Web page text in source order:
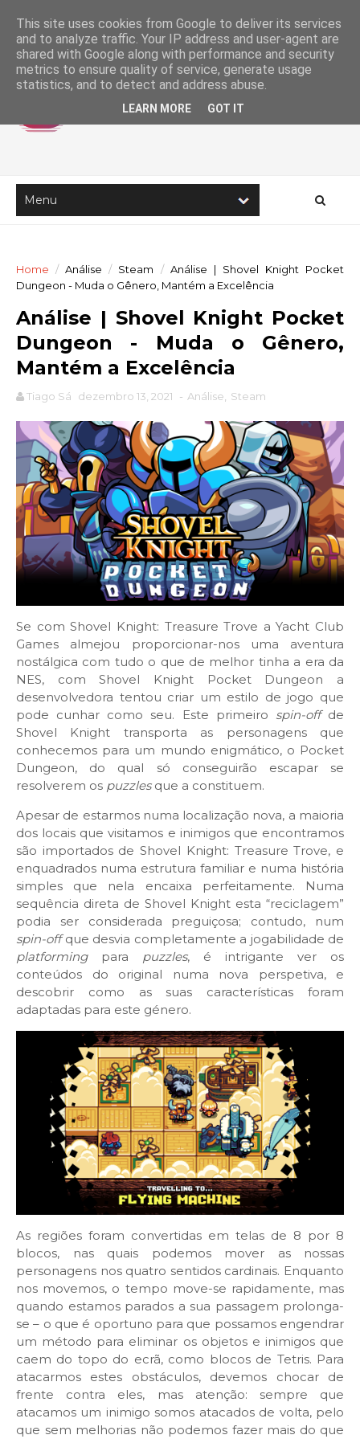
Home / Análise / Steam / Análise | Shovel Knight Pocket
Dungeon - Muda o Gênero, Mantém a Excelência
Análise | Shovel Knight Pocket
Dungeon - Muda o Gênero,
Mantém a Excelência
Tiago Sá dezembro 13, 2021 - Análise Steam
Se com Shovel Knight: Treasure Trove a Yacht Club
Games almejou proporcionar-nos uma aventura
nostálgica com tudo o que de melhor tinha a era da
NES, com Shovel Knight Pocket Dungeon a
desenvolvedora tentou criar um estilo de jogo que
pode cunhar como seu. Este primeiro spin-offde
Shovel Knight transporta as personagens que
conhecemos para um mundo enigmático, o Pocket
Dungeon, do qual só conseguirão escapar se
resolverem os puzzles que a constituem.
Apesar de estarmos numa localização nova, a maioria
dos locais que visitamos e inimigos que encontramos
são importados de Shovel Knight: Treasure Trove, e
enquadrados numa estrutura familiar e numa história
simples que nela encaixa perfeitamente. Numa
sequência direta de Shovel Knight esta “reciclagem”
podia ser considerada preguiçosa; contudo, num
spin-offque desvia completamente a jogabilidade de
platformingpara puzzles, é intrigante ver os
conteúdos do original numa nova perspetiva, e
descobrir como as suas características foram
adaptadas para este género.
As regiões foram convertidas em telas de 8 por 8
blocos, nas quais podemos mover as nossas
personagens nos quatro sentidos cardinais. Enquanto
nos movemos, o tempo move-se rapidamente, mas
quando estamos parados a sua passagem prolonga-
se – o que é oportuno para que possamos engendrar
um método para eliminar os objetos e inimigos que
caem do topo do ecrã, como blocos de Tetris. Para
atacarmos estes obstáculos, devemos chocar de
frente contra eles, mas atenção: sempre que
atacamos um inimigo somos atacados de volta, pelo
que sem melhorias não podemos fazer mais do que
This site uses cookies from Google to deliver its services
and to analyze traffic. Your IP address and user-agent are
shared with Google along with performance and security
metrics to ensure quality of service, generate usage
statistics, and to detect and address abuse.
LEARN MORE GOT IT